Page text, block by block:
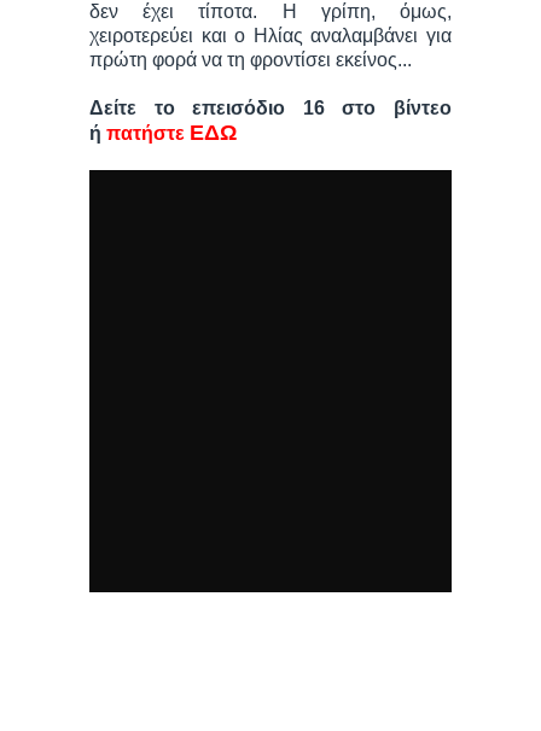
δεν έχει τίποτα. Η γρίπη, όμως,
χειροτερεύει και ο Ηλίας αναλαμβάνει για
πρώτη φορά να τη φροντίσει εκείνος...
Δείτε το επεισόδιο 16 στο βίντεο
ή πατήστε ΕΔΩ